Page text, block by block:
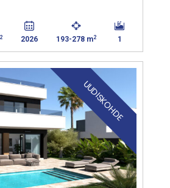
2 2026 193-278 m2 1
UUDISKOHDE